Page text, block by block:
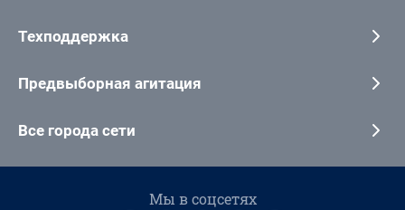
Техподдержка
Предвыборная агитация
Все города сети
Мы в соцсетях